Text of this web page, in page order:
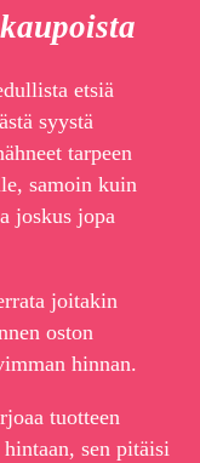
etsiä
syystä
tarpeen
samoin kuin
joskus jopa
joitakin
oston
hinnan.
tuotteen
sen pitäisi